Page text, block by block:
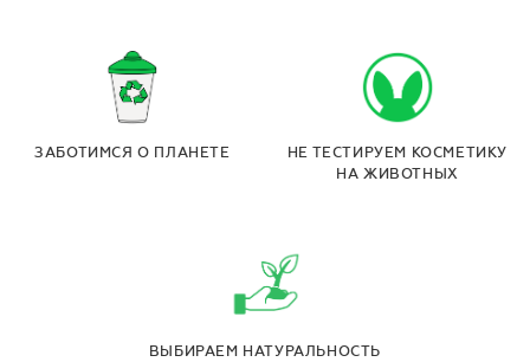
ЗАБОТИМСЯ О ПЛАНЕТЕ
НЕ ТЕСТИРУЕМ КОСМЕТИКУ
НА ЖИВОТНЫХ
ВЫБИРАЕМ НАТУРАЛЬНОСТЬ